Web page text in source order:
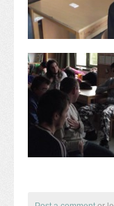
EFOP-3.1.6
Közlekedés
TÁMOP-
Egészségnap
Informatika
Mindennapos